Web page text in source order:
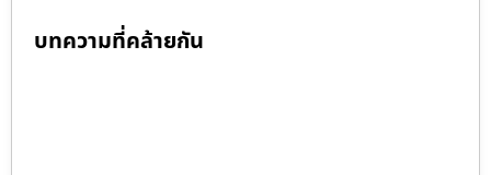
บทความที่คล้ายกัน